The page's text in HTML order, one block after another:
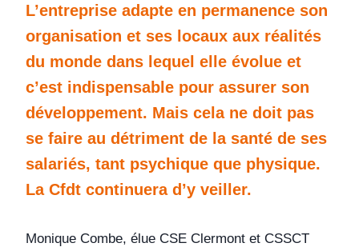
L’entreprise adapte en permanence son
organisation et ses locaux aux réalités
du monde dans lequel elle évolue et
c’est indispensable pour assurer son
développement. Mais cela ne doit pas
se faire au détriment de la santé de ses
salariés, tant psychique que physique.
La Cfdt continuera d’y veiller.
Monique Combe, élue CSE Clermont et CSSCT